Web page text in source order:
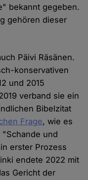
bekannt gegeben.
gehören dieser
Päivi Räsänen.
konservativen
und 2015
verband sie ein
Bibelzitat
Frage, wie es
und
erster Prozess
endete 2022 mit
Gericht der